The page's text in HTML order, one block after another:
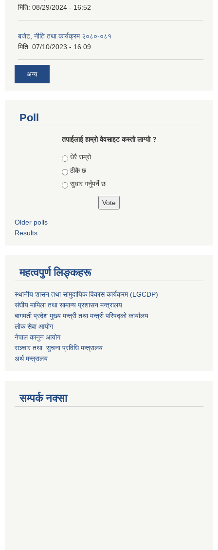
मिति: 08/29/2024 - 16:52
बजेट, नीति तथा कार्यक्रम २०८०-०८१
मिति: 07/10/2023 - 16:09
अन्य
Poll
तपाईलाई हाम्रो वेवसाइट कस्ताे लाग्याे ?
Choices
धेरै राम्रो
ठीकै छ
सुधार गर्नुपर्ने छ
Older polls
Results
महत्वपुर्ण लिङ्कहरू
स्थानीय शासन तथा सामुदायिक विकास कार्यक्रम (LGCDP)
संघीय मामिला तथा सामान्य प्रशासन मन्त्रालय
बागमती प्रदेश मुख्य मन्त्री तथा मन्त्री परिषद्को कार्यालय
लोक सेवा आयोग
नेपाल कानुन आयोग
सञ्चार तथा सुचना प्रविधि मन्त्रालय
अर्थ मन्त्रालय
सम्पर्क नक्सा